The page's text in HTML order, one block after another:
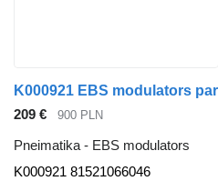
209 € 900 PLN
Pneimatika - EBS modulators
K000921 81521066046